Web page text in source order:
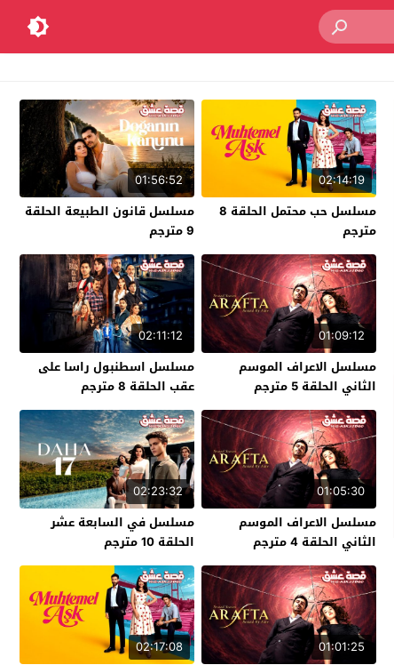
02:14:19
مسلسل حب محتمل الحلقة 8
مترجم
01:56:52
مسلسل قانون الطبيعة الحلقة
9 مترجم
01:09:12
مسلسل الاعراف الموسم
الثاني الحلقة 5 مترجم
02:11:12
مسلسل اسطنبول راسا على
عقب الحلقة 8 مترجم
01:05:30
مسلسل الاعراف الموسم
الثاني الحلقة 4 مترجم
02:23:32
مسلسل في السابعة عشر
الحلقة 10 مترجم
01:01:25
02:17:08